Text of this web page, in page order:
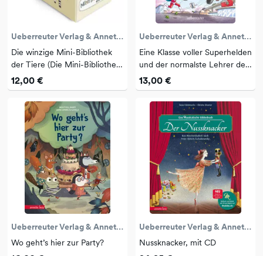
Ueberreuter Verlag & Annette Betz
Die winzige Mini-Bibliothek
der Tiere (Die Mini-Bibliothek
der Wörter, Bd.)
12,00 €
Ueberreuter Verlag & Annette Betz
Eine Klasse voller Superhelden
und der normalste Lehrer der
Welt (Eine Klasse voller
Superhelden, Bd. 1)
13,00 €
Ueberreuter Verlag & Annette Betz
Wo geht’s hier zur Party?
Ueberreuter Verlag & Annette Betz
Nussknacker, mit CD